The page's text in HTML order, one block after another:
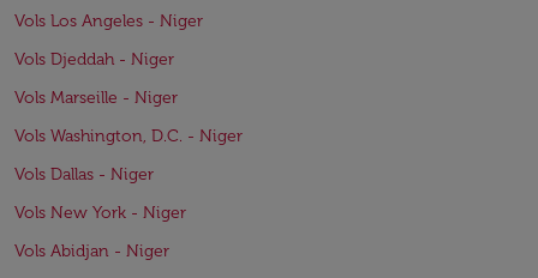
Vols Los Angeles - Niger
Vols Djeddah - Niger
Vols Marseille - Niger
Vols Washington, D.C. - Niger
Vols Dallas - Niger
Vols New York - Niger
Vols Abidjan - Niger